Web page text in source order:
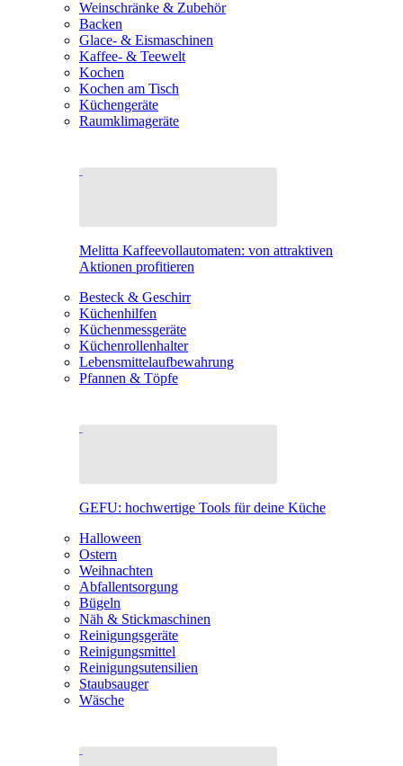
Weinschränke & Zubehör
Backen
Glace- & Eismaschinen
Kaffee- & Teewelt
Kochen
Kochen am Tisch
Küchengeräte
Raumklimageräte
Melitta Kaffeevollautomaten: von attraktiven
Aktionen profitieren
Besteck & Geschirr
Küchenhilfen
Küchenmessgeräte
Küchenrollenhalter
Lebensmittelaufbewahrung
Pfannen & Töpfe
GEFU: hochwertige Tools für deine Küche
Halloween
Ostern
Weihnachten
Abfallentsorgung
Bügeln
Näh & Stickmaschinen
Reinigungsgeräte
Reinigungsmittel
Reinigungsutensilien
Staubsauger
Wäsche